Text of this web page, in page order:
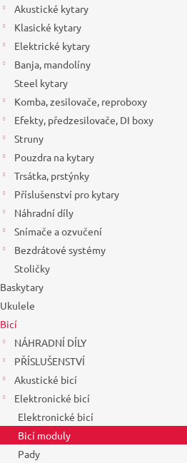
Akustické kytary
Klasické kytary
Elektrické kytary
Banja, mandolíny
Steel kytary
Komba, zesilovače, reproboxy
Efekty, předzesilovače, DI boxy
Struny
Pouzdra na kytary
Trsátka, prstýnky
Příslušenství pro kytary
Náhradní díly
Snímače a ozvučení
Bezdrátové systémy
Stoličky
Baskytary
Ukulele
Bicí
NÁHRADNÍ DÍLY
PŘÍSLUŠENSTVÍ
Akustické bicí
Elektronické bicí
Elektronické bicí
Bicí moduly
Pady